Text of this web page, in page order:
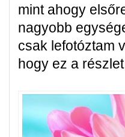
mint ahogy
nagyobb
csak lefotóztam
hogy ez a